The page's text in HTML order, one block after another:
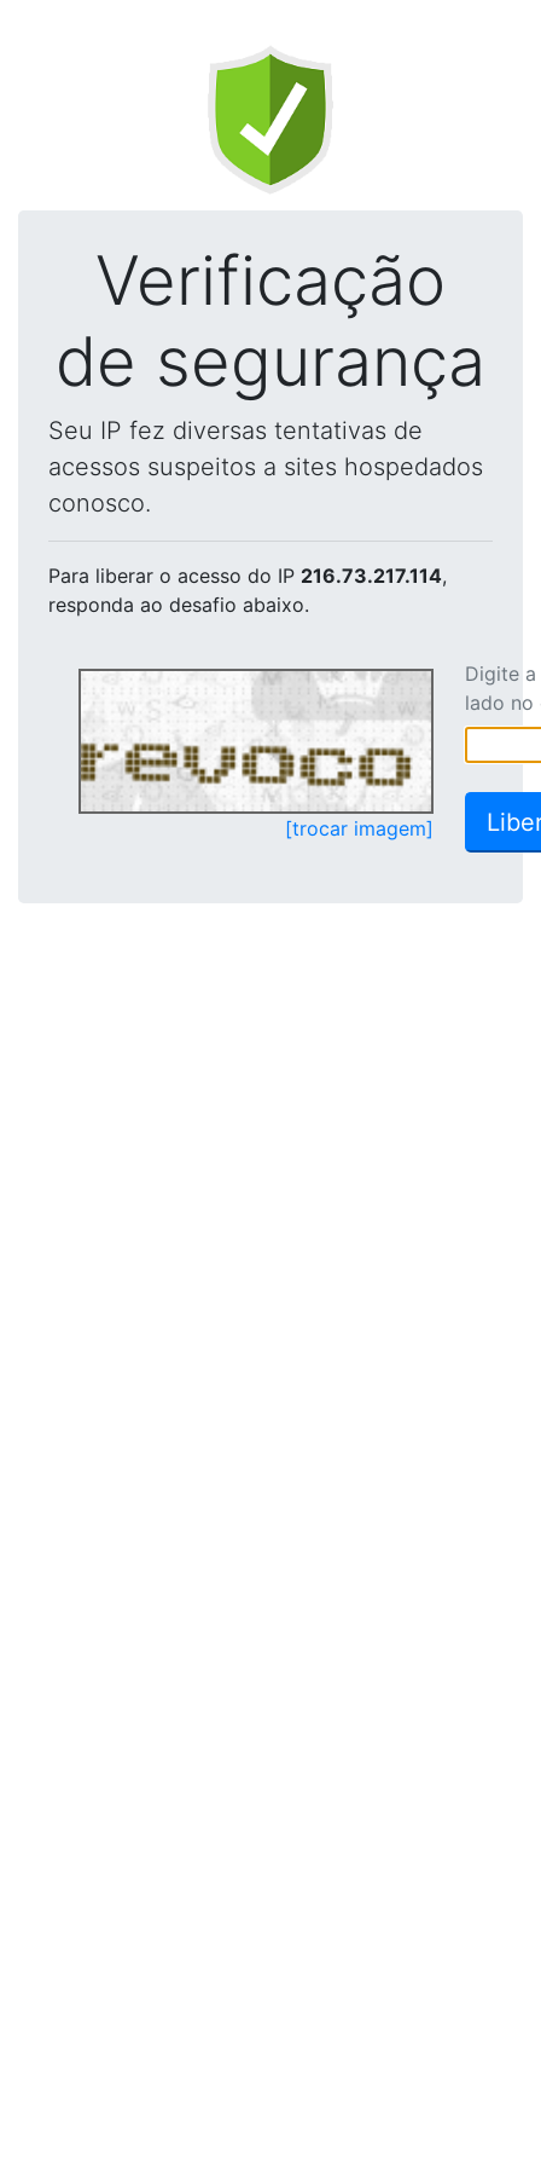
Verificação
de segurança
Seu IP fez diversas tentativas de
acessos suspeitos a sites hospedados
conosco.
Para liberar o acesso do IP 216.73.217.114,
responda ao desafio abaixo.
[trocar imagem]
Digite
lado no